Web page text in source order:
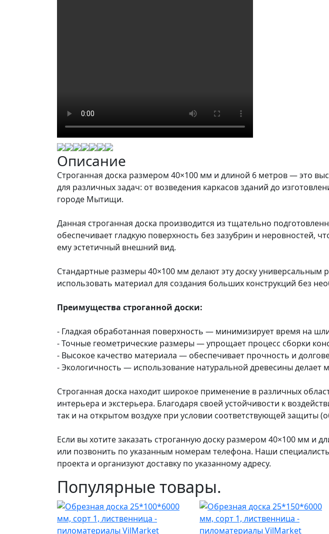
Описание
Строганная доска размером 40×100 мм и длиной 6 метров — это
для различных задач: от возведения каркасов зданий до
городе Мытищи.
Данная строганная доска производится из тщательно
обеспечивает гладкую поверхность без зазубрин и
ему эстетичный внешний вид.
Стандартные размеры 40×100 мм делают эту доску
использовать материал для создания больших конструкций без
Преимущества строганной доски:
- Гладкая обработанная поверхность — минимизирует время на
- Точные геометрические размеры — упрощает процесс сборки
- Высокое качество материала — обеспечивает прочность и
- Экологичность — использование натуральной древесины делает
Строганная доска находит широкое применение в различных
интерьера и экстерьера. Благодаря своей устойчивости к
так и на открытом воздухе при условии соответствующей защиты
Если вы хотите заказать строганную доску размером 40×100 мм
или позвонить по указанным номерам телефона. Наши
проекта и организуют доставку по указанному адресу.
Популярные товары.